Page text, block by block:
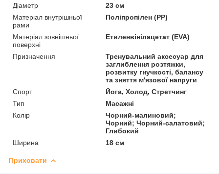
Діаметр
23 см
Матеріал внутрішньої
рами
Поліпропілен (PP)
Матеріал зовнішньої
поверхні
Етиленвінілацетат (EVA)
Призначення
Тренувальний аксесуар для
заглиблення розтяжки,
розвитку гнучкості, балансу
та зняття м'язової напруги
Спорт
Йога, Холод, Стретчинг
Тип
Масажні
Колір
Чорний-малиновий;
Чорний; Чорний-салатовий;
Глибокий
Ширина
18 см
Приховати